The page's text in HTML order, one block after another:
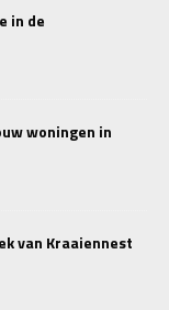
in de
woningen in
van Kraaiennest